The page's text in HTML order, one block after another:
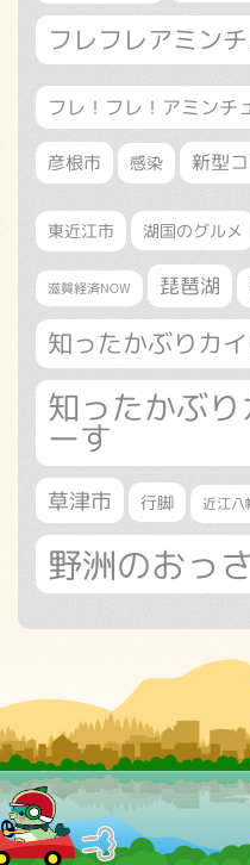
フレフレアミン
フレ！フレ！アミンチ
彦根市 感染 新型
東近江市 湖国のグルメ
滋賀経済NOW 琵琶湖
知ったかぶりカ
知ったかぶ
ーす
草津市 行脚 近江八
野洲のおっ